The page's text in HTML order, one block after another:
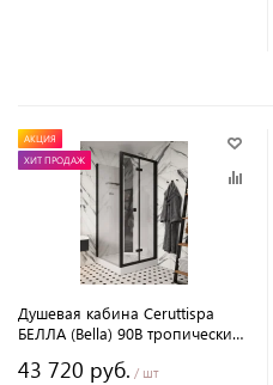
АКЦИЯ
ХИТ ПРОДАЖ
Душевая кабина Ceruttispa
БЕЛЛА (Bella) 90B тропический
43 720 руб. / шт